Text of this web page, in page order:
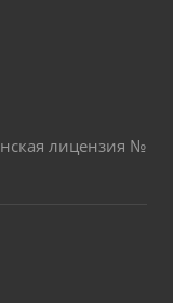
лицензия №